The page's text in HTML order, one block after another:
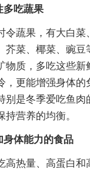
多吃蔬果
令蔬果，有大白菜
芥菜、椰菜、豌豆
物质，多吃这些新
，更能增强身体的
别是冬季爱吃鱼肉
营养的均衡。
身体能力的食品
高热量、高蛋白和